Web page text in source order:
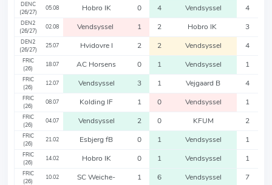
DENC
(26/27)
05.08 Hobro IK 0 4 Vendsyssel 4
DEN2
(26/27)
02.08 Vendsyssel 1 2 Hobro IK 3
DEN2
(26/27)
25.07 Hvidovre I 2 2 Vendsyssel 4
FRIC
(26)
18.07 AC Horsens 0 1 Vendsyssel 1
FRIC
(26)
12.07 Vendsyssel 3 1 Vejgaard B 4
FRIC
(26)
08.07 Kolding IF 1 0 Vendsyssel 1
FRIC
(26)
04.07 Vendsyssel 2 0 KFUM 2
FRIC
(26)
21.02 Esbjerg fB 0 1 Vendsyssel 1
FRIC
(26)
14.02 Hobro IK 0 1 Vendsyssel 1
FRIC
(26)
10.02 SC Weiche- 1 6 Vendsyssel 7